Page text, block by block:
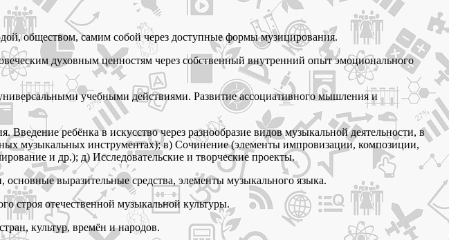
обществом, самим собой через доступные формы музицирования.
духовным ценностям через собственный внутренний опыт эмоционального
учебными действиями. Развитие ассоциативного мышления и
ребёнка в искусство через разнообразие видов музыкальной деятельности, в
музыкальных инструментах); в) Сочинение (элементы импровизации, композиции,
и др.); д) Исследовательские и творческие проекты.
выразительные средства, элементы музыкального языка.
строя отечественной музыкальной культуры.
культур, времён и народов.